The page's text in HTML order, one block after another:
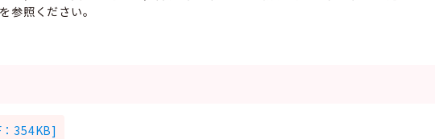
参照ください。
354KB]